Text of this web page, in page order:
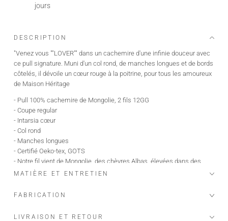
jours
DESCRIPTION
"Venez vous ""LOVER"" dans un cachemire d'une infinie douceur avec
ce pull signature. Muni d'un col rond, de manches longues et de bords
côtelés, il dévoile un cœur rouge à la poitrine, pour tous les amoureux
de Maison Héritage
- Pull 100% cachemire de Mongolie, 2 fils 12GG
- Coupe regular
- Intarsia cœur
- Col rond
- Manches longues
- Certifié Oeko-tex, GOTS
- Notre fil vient de Mongolie, des chèvres Albas, élevées dans des
fermes bio et écologiques, qui produisent le plus beau et fin des
Le mannequin mesure 1m91 et porte une taille M.
Ajoutez 1 centimètre supplémentaire par taille.
MATIÈRE ET ENTRETIEN
FABRICATION
LIVRAISON ET RETOUR